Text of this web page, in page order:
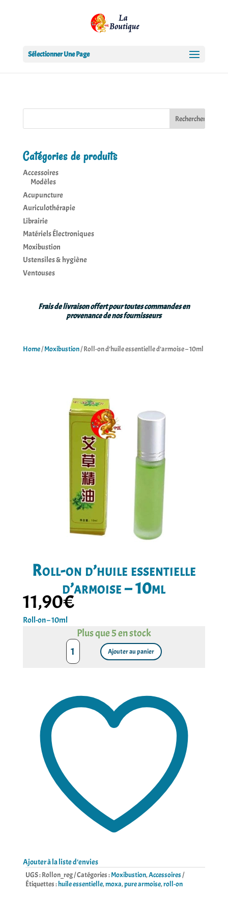
Sélectionner Une Page
Catégories de produits
Accessoires
Modèles
Acupuncture
Auriculothérapie
Librairie
Matériels Électroniques
Moxibustion
Ustensiles & hygiène
Ventouses
Frais de livraison offert pour toutes commandes en
provenance de nos fournisseurs
Home/Moxibustion/ Roll-on d’huile essentielle d’armoise – 10ml
Roll-on d’huile essentielle
d’armoise – 10ml
11,90€
Roll-on – 10ml
Plus que 5 en stock
quantité
de
Roll-
d'armoise
-
10ml
Ajouter au panier
Ajouter à la liste d’envies
UGS :Rollon_reg Catégories :Moxibustion,Accessoires
Étiquettes :huile essentielle,moxa,pure armoise,roll-on